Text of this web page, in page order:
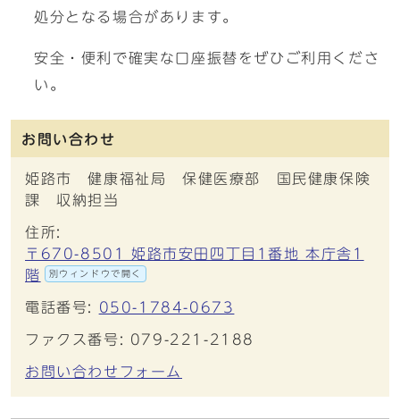
処分となる場合があります。
安全・便利で確実な口座振替をぜひご利用くださ
い。
お問い合わせ
姫路市 健康福祉局 保健医療部 国民健康保険
課 収納担当
住所:
〒670-8501 姫路市安田四丁目1番地 本庁舎1
階
別ウィンドウで開く
電話番号: 050-1784-0673
ファクス番号: 079-221-2188
お問い合わせフォーム